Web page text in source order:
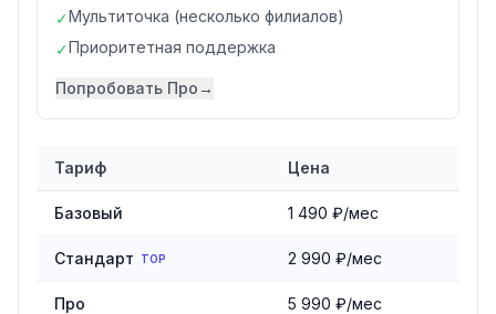
✓Мультиточка (несколько филиалов)
✓Приоритетная поддержка
Попробовать Про→
Тариф Цена
Базовый 1 490 ₽/мес
Стандарт TOP 2 990 ₽/мес
Про 5 990 ₽/мес